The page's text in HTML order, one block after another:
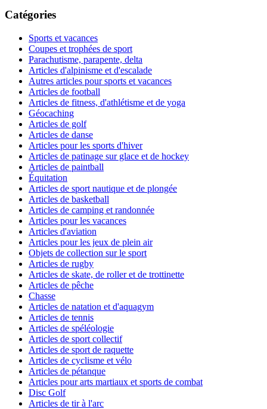
Catégories
Sports et vacances
Coupes et trophées de sport
Parachutisme, parapente, delta
Articles d'alpinisme et d'escalade
Autres articles pour sports et vacances
Articles de football
Articles de fitness, d'athlétisme et de yoga
Géocaching
Articles de golf
Articles de danse
Articles pour les sports d'hiver
Articles de patinage sur glace et de hockey
Articles de paintball
Équitation
Articles de sport nautique et de plongée
Articles de basketball
Articles de camping et randonnée
Articles pour les vacances
Articles d'aviation
Articles pour les jeux de plein air
Objets de collection sur le sport
Articles de rugby
Articles de skate, de roller et de trottinette
Articles de pêche
Chasse
Articles de natation et d'aquagym
Articles de tennis
Articles de spéléologie
Articles de sport collectif
Articles de sport de raquette
Articles de cyclisme et vélo
Articles de pétanque
Articles pour arts martiaux et sports de combat
Disc Golf
Articles de tir à l'arc